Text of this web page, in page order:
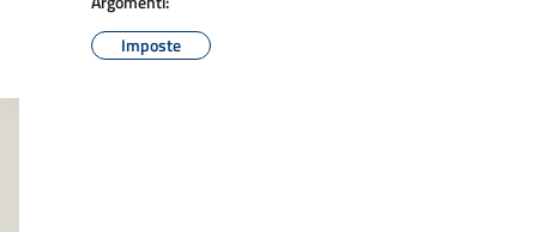
Imposte